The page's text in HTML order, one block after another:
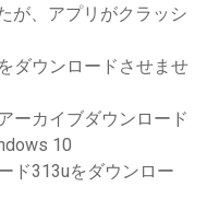
が、アプリがクラッシ
ダウンロードさせませ
ーカイブダウンロード
10
ド313uをダウンロー